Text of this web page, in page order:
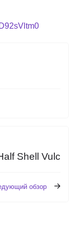
Shell Vulc
обзор